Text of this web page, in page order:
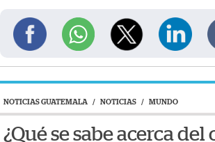
NOTICIAS GUATEMALA / NOTICIAS / MUNDO
¿Qué se sabe acerca del